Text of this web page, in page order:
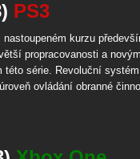
PS3
nastoupeném kurzu
propracovanosti a
této série. Revoluční
ovládání obranné